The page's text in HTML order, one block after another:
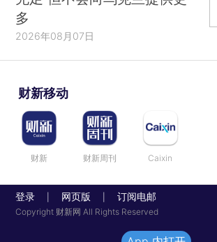
多
2026年08月07日
财新移动
财新 财新周刊 Caixin
登录 网页版 订阅电邮
Copyright 财新网 All Rights Reserved